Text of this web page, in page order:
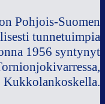
Pohjois-Suomen
tunnetuimpia
1956 syntynyt
Kukkolankoskella.